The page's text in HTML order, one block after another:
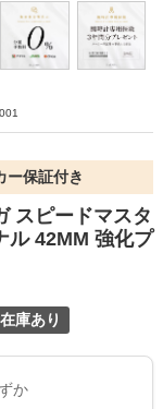
ー保証付き
スピードマスタ
ル 42MM 強化プ
在庫あり
か